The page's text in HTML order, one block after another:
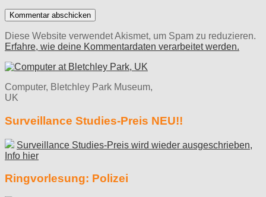
Diese Website verwendet Akismet, um Spam zu reduzieren.
Erfahre, wie deine Kommentardaten verarbeitet werden.
Computer, Bletchley Park Museum,
UK
Surveillance Studies-Preis NEU!!
Surveillance Studies-Preis wird wieder ausgeschrieben,
Info hier
Ringvorlesung: Polizei